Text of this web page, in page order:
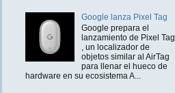
Google lanza Pixel Tag
Google prepara el
lanzamiento de Pixel Tag
, un localizador de
objetos similar al AirTag
para llenar el hueco de
hardware en su ecosistema A...